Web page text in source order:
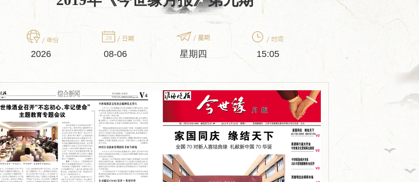
2026 08-06 星期四 15:05